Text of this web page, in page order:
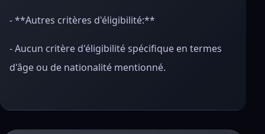
- **Autres critères d'éligibilité:**
- Aucun critère d'éligibilité spécifique en termes
d'âge ou de nationalité mentionné.